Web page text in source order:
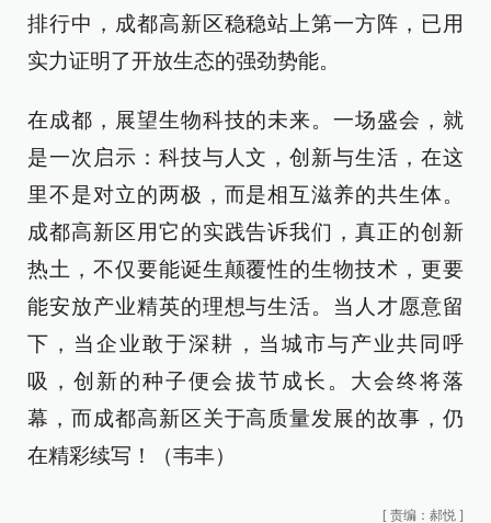
排行中，成都高新区稳稳站上第一方阵，已用
实力证明了开放生态的强劲势能。
在成都，展望生物科技的未来。一场盛会，就
是一次启示：科技与人文，创新与生活，在这
里不是对立的两极，而是相互滋养的共生体。
成都高新区用它的实践告诉我们，真正的创新
热土，不仅要能诞生颠覆性的生物技术，更要
能安放产业精英的理想与生活。当人才愿意留
下，当企业敢于深耕，当城市与产业共同呼
吸，创新的种子便会拔节成长。大会终将落
幕，而成都高新区关于高质量发展的故事，仍
在精彩续写！（韦丰）
[ 责编：郝悦 ]